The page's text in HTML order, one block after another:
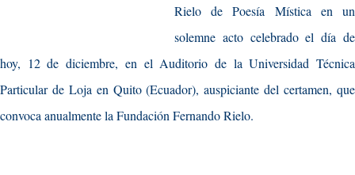
Rielo de Poesía Mística en un
solemne acto celebrado el día de
hoy, 12 de diciembre, en el Auditorio de la Universidad Técnica
Particular de Loja en Quito (Ecuador), auspiciante del certamen, que
convoca anualmente la Fundación Fernando Rielo.